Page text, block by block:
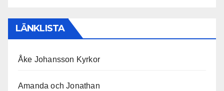
LÄNKLISTA
Åke Johansson Kyrkor
Amanda och Jonathan